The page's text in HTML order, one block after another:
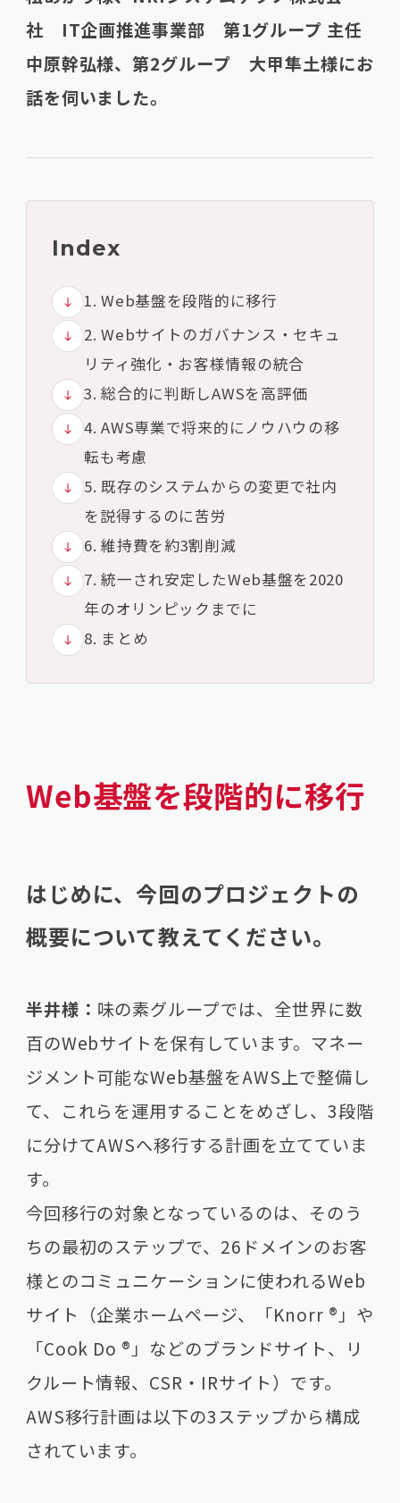
社 IT企画推進事業部 第1グループ 主任
中原幹弘様、第2グループ 大甲隼土様にお
話を伺いました。
Index
1. Web基盤を段階的に移行
2. Webサイトのガバナンス・セキュ
リティ強化・お客様情報の統合
3. 総合的に判断しAWSを高評価
4. AWS専業で将来的にノウハウの移
転も考慮
5. 既存のシステムからの変更で社内
を説得するのに苦労
6. 維持費を約3割削減
7. 統一され安定したWeb基盤を2020
年のオリンピックまでに
8. まとめ
Web基盤を段階的に移行
はじめに、今回のプロジェクトの
概要について教えてください。
半井様： 味の素グループでは、全世界に数
百のWebサイトを保有しています。マネー
ジメント可能なWeb基盤をAWS上で整備し
て、これらを運用することをめざし、3段階
に分けてAWSへ移行する計画を立てていま
す。
今回移行の対象となっているのは、そのう
ちの最初のステップで、26ドメインのお客
様とのコミュニケーションに使われるWeb
サイト（企業ホームページ、「Knorr ®」や
「Cook Do ®」などのブランドサイト、リ
クルート情報、CSR・IRサイト）です。
AWS移行計画は以下の3ステップから構成
されています。